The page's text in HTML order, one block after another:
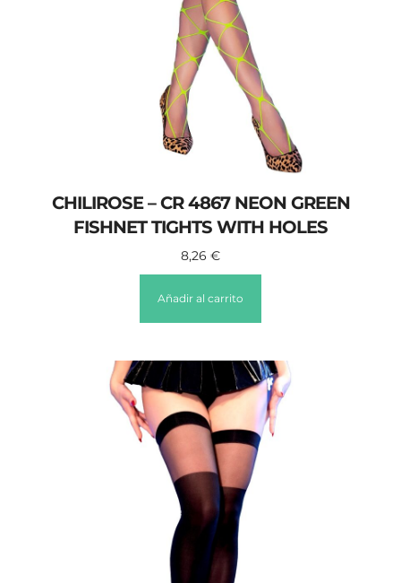
CHILIROSE – CR 4867 NEON GREEN
FISHNET TIGHTS WITH HOLES
8,26 €
Añadir al carrito